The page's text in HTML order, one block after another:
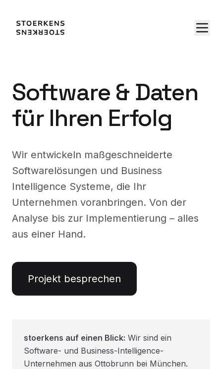
Software & Daten
für Ihren Erfolg
Wir entwickeln maßgeschneiderte
Softwarelösungen und Business
Intelligence Systeme, die Ihr
Unternehmen voranbringen. Von der
Analyse bis zur Implementierung – alles
aus einer Hand.
Projekt besprechen
stoerkens auf einen Blick: Wir sind ein
Software- und Business-Intelligence-
Unternehmen aus Ottobrunn bei München.